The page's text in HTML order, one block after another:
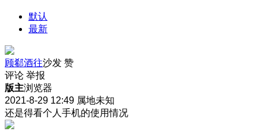
默认
最新
顾郗酒往沙发 赞
评论 举报
版主浏览器
2021-8-29 12:49 属地未知
还是得看个人手机的使用情况